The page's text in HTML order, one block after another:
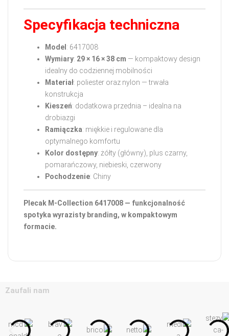
Specyfikacja techniczna
Model : 6417008
Wymiary: 29 × 16 × 38 cm — kompaktowy design
idealny do codziennej mobilności
Materiał: poliester oraz nylon — trwała
konstrukcja
Kieszeń: dodatkowa przednia – idealna na
drobiazgi
Ramiączka: miękkie i regulowane dla
optymalnego komfortu
Kolor dostępny: żółty (główny), plus czarny,
pomarańczowy, niebieski, czerwony
Pochodzenie: Chiny
Plecak M-Collection 6417008 — funkcjonalność
spotyka wyrazisty branding, w kompaktowym
formacie.
Zaufali nam